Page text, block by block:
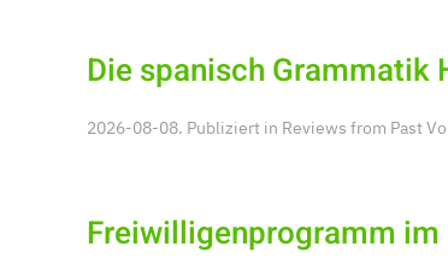
Die spanisch Grammatik
2026-08-08. Publiziert in Reviews from Past
Freiwilligenprogramm im